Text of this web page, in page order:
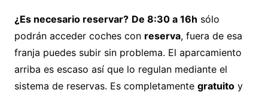
¿Es necesario reservar? De 8:30 a 16h sólo
podrán acceder coches con reserva, fuera de esa
franja puedes subir sin problema. El aparcamiento
arriba es escaso así que lo regulan mediante el
sistema de reservas. Es completamente gratuitoy